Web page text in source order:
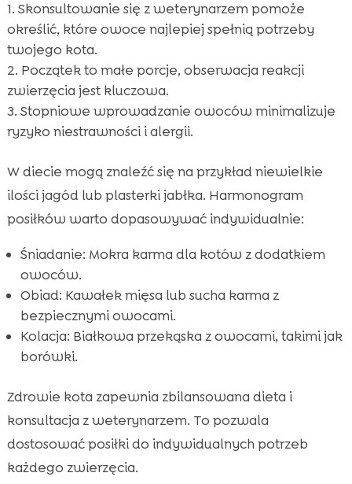
Skonsultowanie się z weterynarzem pomoże
określić, które owoce najlepiej spełnią potrzeby
twojego kota.
Początek to małe porcje, obserwacja reakcji
zwierzęcia jest kluczowa.
Stopniowe wprowadzanie owoców minimalizuje
ryzyko niestrawności i alergii.
W diecie mogą znaleźć się na przykład niewielkie
ilości jagód lub plasterki jabłka. Harmonogram
posiłków warto dopasowywać indywidualnie:
Śniadanie: Mokra karma dla kotów z dodatkiem
owoców.
Obiad: Kawałek mięsa lub sucha karma z
bezpiecznymi owocami.
Kolacja: Białkowa przekąska z owocami, takimi jak
borówki.
Zdrowie kota zapewnia zbilansowana dieta i
konsultacja z weterynarzem. To pozwala
dostosować posiłki do indywidualnych potrzeb
każdego zwierzęcia.